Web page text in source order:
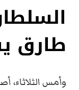
طارق
وأمس